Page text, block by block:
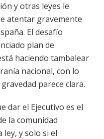
y otras leyes le
atentar gravemente
El desafío
plan de
haciendo tambalear
nacional, con lo
parece clara.
dar el Ejecutivo es el
la comunidad
y solo si el